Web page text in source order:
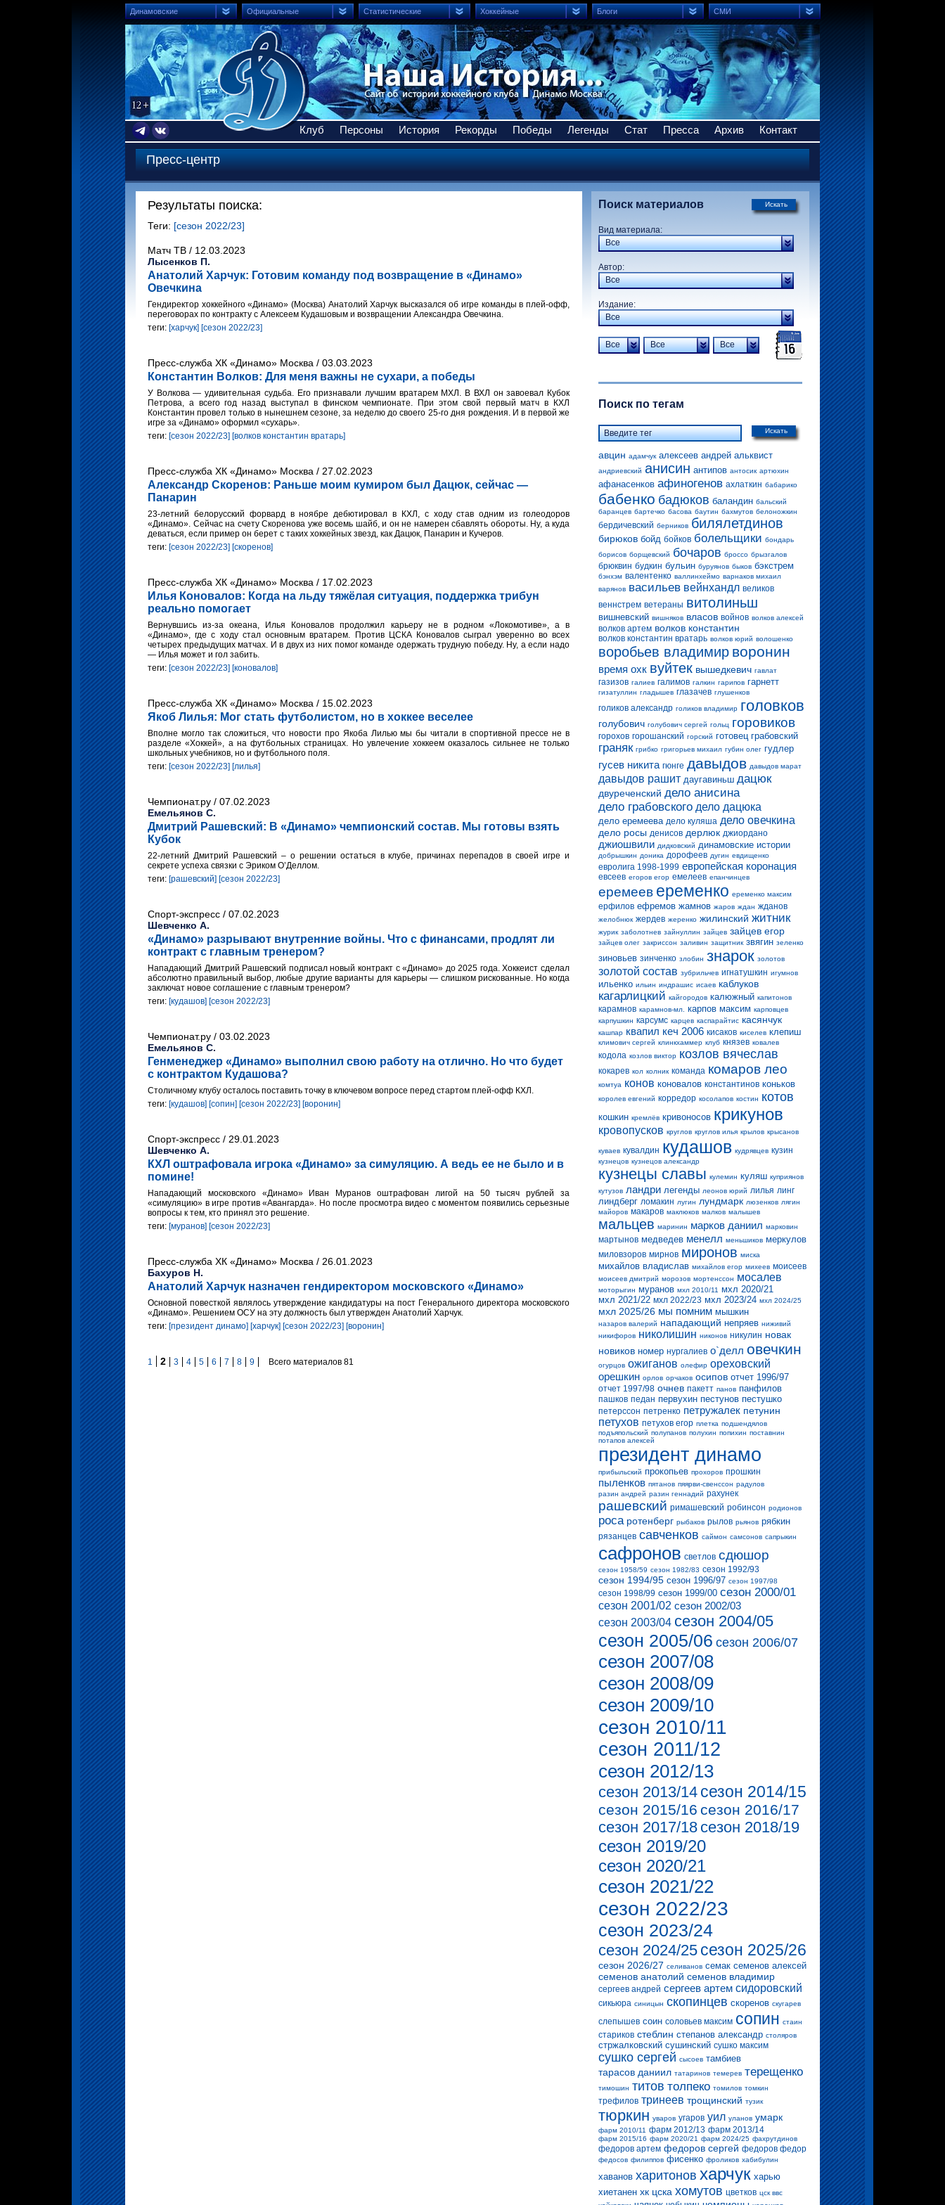
Динамовские Официальные Статистические Хоккейные Блоги СМИ
Клуб Персоны История Рекорды Победы Легенды Стат Пресса Архив Контакт
Пресс-центр
Результаты поиска:
Теги: [сезон 2022/23]
Матч ТВ / 12.03.2023
Лысенков П.
Анатолий Харчук: Готовим команду под возвращение в «Динамо»
Овечкина
Гендиректор хоккейного «Динамо» (Москва) Анатолий Харчук высказался об игре команды в плей-офф,
переговорах по контракту с Алексеем Кудашовым и возвращении Александра Овечкина.
теги: [харчук] [сезон 2022/23]
Пресс-служба ХК «Динамо» Москва / 03.03.2023
Константин Волков: Для меня важны не сухари, а победы
У Волкова — удивительная судьба. Его признавали лучшим вратарем МХЛ. В ВХЛ он завоевал Кубок
Петрова, а всего год назад выступал в финском чемпионате. При этом свой первый матч в КХЛ
Константин провел только в нынешнем сезоне, за неделю до своего 25-го дня рождения. И в первой же
игре за «Динамо» оформил «сухарь».
теги: [сезон 2022/23] [волков константин вратарь]
Пресс-служба ХК «Динамо» Москва / 27.02.2023
Александр Скоренов: Раньше моим кумиром был Дацюк, сейчас —
Панарин
23-летний белорусский форвард в ноябре дебютировал в КХЛ, с ходу став одним из голеодоров
«Динамо». Сейчас на счету Скоренова уже восемь шайб, и он не намерен сбавлять обороты. Ну, а куда
деваться, если пример он берет с таких хоккейных звезд, как Дацюк, Панарин и Кучеров.
теги: [сезон 2022/23] [скоренов]
Пресс-служба ХК «Динамо» Москва / 17.02.2023
Илья Коновалов: Когда на льду тяжёлая ситуация, поддержка трибун
реально помогает
Вернувшись из-за океана, Илья Коновалов продолжил карьеру не в родном «Локомотиве», а в
«Динамо», где с ходу стал основным вратарем. Против ЦСКА Коновалов сыграл уверенно во всех
четырех предыдущих матчах. И в двух из них помог команде одержать трудную победу. Ну, а если надо
— Илья может и гол забить.
теги: [сезон 2022/23] [коновалов]
Пресс-служба ХК «Динамо» Москва / 15.02.2023
Якоб Лилья: Мог стать футболистом, но в хоккее веселее
Вполне могло так сложиться, что новости про Якоба Лилью мы бы читали в спортивной прессе не в
разделе «Хоккей», а на футбольных страницах. Но увлечение хоккеем оказалось сильнее не только
школьных учебников, но и футбольного поля.
теги: [сезон 2022/23] [лилья]
Чемпионат.ру / 07.02.2023
Емельянов С.
Дмитрий Рашевский: В «Динамо» чемпионский состав. Мы готовы взять
Кубок
22-летний Дмитрий Рашевский – о решении остаться в клубе, причинах перепадов в своей игре и
секрете успеха связки с Эриком О’Деллом.
теги: [рашевский] [сезон 2022/23]
Спорт-экспресс / 07.02.2023
Шевченко А.
«Динамо» разрывают внутренние войны. Что с финансами, продлят ли
контракт с главным тренером?
Нападающий Дмитрий Рашевский подписал новый контракт с «Динамо» до 2025 года. Хоккеист сделал
абсолютно правильный выбор, любые другие варианты для карьеры — слишком рискованные. Но когда
заключат новое соглашение с главным тренером?
теги: [кудашов] [сезон 2022/23]
Чемпионат.ру / 03.02.2023
Емельянов С.
Генменеджер «Динамо» выполнил свою работу на отлично. Но что будет
с контрактом Кудашова?
Столичному клубу осталось поставить точку в ключевом вопросе перед стартом плей-офф КХЛ.
теги: [кудашов] [сопин] [сезон 2022/23] [воронин]
Спорт-экспресс / 29.01.2023
Шевченко А.
КХЛ оштрафовала игрока «Динамо» за симуляцию. А ведь ее не было и в
помине!
Нападающий московского «Динамо» Иван Муранов оштрафован лигой на 50 тысяч рублей за
«симуляцию» в игре против «Авангарда». Но после просмотра видео с моментом появились серьезные
вопросы к тем, кто принял это решение.
теги: [муранов] [сезон 2022/23]
Пресс-служба ХК «Динамо» Москва / 26.01.2023
Бахуров Н.
Анатолий Харчук назначен гендиректором московского «Динамо»
Основной повесткой являлось утверждение кандидатуры на пост Генерального директора московского
«Динамо». Решением ОСУ на эту должность был утвержден Анатолий Харчук.
теги: [президент динамо] [харчук] [сезон 2022/23] [воронин]
1 2 3 4 5 6 7 8 9 Всего материалов 81
Искать
Поиск материалов
Вид материала:
Все
Автор:
Все
Издание:
Все
Все Все Все
Поиск по тегам
Искать
авцин адамчук алексеев андрей альквист
андриевский анисин антипов антосик артюхин
афанасенков афиногенов ахлаткин бабарико
бабенко бадюков баландин бальский
баранцев бартечко басова баутин бахмутов белоножкин
бердичевский берников билялетдинов
бирюков бойд бойков болельщики бондарь
борисов борщевский бочаров броссо брызгалов
брюквин будкин бульин буруянов быков бэкстрем
бэнхэм валентенко валлинхеймо варнаков михаил
варянов васильев вейнхандл великов
веннстрем ветераны витолиньш
вишневский вишняков власов войнов волков алексей
волков артем волков константин
волков константин вратарь волков юрий волошенко
воробьев владимир воронин
время охк вуйтек вышедкевич гавлат
газизов галиев галимов галкин гарипов гарнетт
гизатуллин гладышев глазачев глушенков
голиков александр голиков владимир головков
голубович голубович сергей гольц горовиков
горохов горошанский горский готовец грабовский
граняк грибко григорьев михаил губин олег гудлер
гусев никита гюнге давыдов давыдов марат
давыдов рашит даугавиньш дацюк
двуреченский дело анисина
дело грабовского дело дацюка
дело еремеева дело куляша дело овечкина
дело росы денисов дерлюк джиордано
джиошвили дидковский динамовские истории
добрышкин доника дорофеев дугин евдищенко
евролига 1998-1999 европейская коронация
евсеев егоров егор емелеев епанчинцев
еремеев еременко еременко максим
ерфилов ефремов жамнов жаров ждан жданов
желобнюк жердев жеренко жилинский житник
журик заболотнев зайнуллин зайцев зайцев егор
зайцев олег закриссон заливин защитник звягин зеленко
зиновьев зинченко злобин знарок золотов
золотой состав зубрильчев игнатушкин игумнов
ильенко ильин индрашис исаев каблуков
кагарлицкий кайгородов калюжный капитонов
карамнов карамнов-мл. карпов максим карповцев
карпушкин карсумс карцев каспарайтис касянчук
кашпар квапил кеч 2006 кисаков киселев клепиш
климович сергей клинкхаммер клуб князев ковалев
кодола козлов виктор козлов вячеслав
кокарев кол колник команда комаров лео
комтуа конов коновалов константинов коньков
королев евгений корредор косолапов костин котов
кошкин кремлёв кривоносов крикунов
кровопусков круглов круглов илья крылов крысанов
куваев кувалдин кудашов кудрявцев кузин
кузнецов кузнецов александр
кузнецы славы кулемин куляш куприянов
кутузов ландри легенды леонов юрий лилья линг
линдберг ломакин лугин лундмарк люзенков лягин
майоров макаров маклюков малков малышев
мальцев маринин марков даниил марковин
мартынов медведев менелл меньшиков меркулов
миловзоров мирнов миронов миска
михайлов владислав михайлов егор михеев моисеев
моисеев дмитрий морозов мортенссон мосалев
моторыгин муранов мхл 2010/11 мхл 2020/21
мхл 2021/22 мхл 2022/23 мхл 2023/24 мхл 2024/25
мхл 2025/26 мы помним мышкин
назаров валерий нападающий непряев ниживий
никифоров николишин никонов никулин новак
новиков номер нургалиев о`делл овечкин
огурцов ожиганов олефир ореховский
орешкин орлов орчаков осипов отчет 1996/97
отчет 1997/98 очнев пакетт панов панфилов
пашков педан первухин пестунов пестушко
петерссон петренко петружалек петунин
петухов петухов егор плетка подшендялов
подъяпольский полупанов полухин попихин поставнин
потапов алексей
президент динамо
прибыльский прокопьев прохоров прошкин
пыленков пятанов пяярви-свенссон радулов
разин андрей разин геннадий рахунек
рашевский римашевский робинсон родионов
роса ротенберг рыбаков рылов рьянов рябкин
рязанцев савченков саймон самсонов сапрыкин
сафронов светлов сдюшор
сезон 1958/59 сезон 1982/83 сезон 1992/93
сезон 1994/95 сезон 1996/97 сезон 1997/98
сезон 1998/99 сезон 1999/00 сезон 2000/01
сезон 2001/02 сезон 2002/03
сезон 2003/04 сезон 2004/05
сезон 2005/06 сезон 2006/07
сезон 2007/08
сезон 2008/09
сезон 2009/10
сезон 2010/11
сезон 2011/12
сезон 2012/13
сезон 2013/14 сезон 2014/15
сезон 2015/16 сезон 2016/17
сезон 2017/18 сезон 2018/19
сезон 2019/20
сезон 2020/21
сезон 2021/22
сезон 2022/23
сезон 2023/24
сезон 2024/25 сезон 2025/26
сезон 2026/27 селиванов семак семенов алексей
семенов анатолий семенов владимир
сергеев андрей сергеев артем сидоровский
сикьюра синицын скопинцев скоренов скугарев
слепышев соин соловьев максим сопин стаин
стариков стеблин степанов александр столяров
стржалковский сушинский сушко максим
сушко сергей сысоев тамбиев
тарасов даниил татаринов темерев терещенко
тимошин титов толпеко томилов томкин
трефилов тринеев трощинский тузик
тюркин уваров угаров уил уланов умарк
фарм 2010/11 фарм 2012/13 фарм 2013/14
фарм 2015/16 фарм 2020/21 фарм 2024/25 фахрутдинов
федоров артем федоров сергей федоров федор
федосов филиппов фисенко фроликов хабибулин
хаванов харитонов харчук харью
хиетанен хк цска хомутов цветков цск ввс